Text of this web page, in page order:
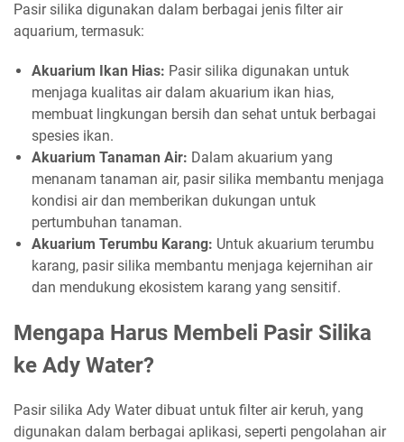
Pasir silika digunakan dalam berbagai jenis filter air
aquarium, termasuk:
Akuarium Ikan Hias: Pasir silika digunakan untuk
menjaga kualitas air dalam akuarium ikan hias,
membuat lingkungan bersih dan sehat untuk berbagai
spesies ikan.
Akuarium Tanaman Air: Dalam akuarium yang
menanam tanaman air, pasir silika membantu menjaga
kondisi air dan memberikan dukungan untuk
pertumbuhan tanaman.
Akuarium Terumbu Karang: Untuk akuarium terumbu
karang, pasir silika membantu menjaga kejernihan air
dan mendukung ekosistem karang yang sensitif.
Mengapa Harus Membeli Pasir Silika
ke Ady Water?
Pasir silika Ady Water dibuat untuk filter air keruh, yang
digunakan dalam berbagai aplikasi, seperti pengolahan air